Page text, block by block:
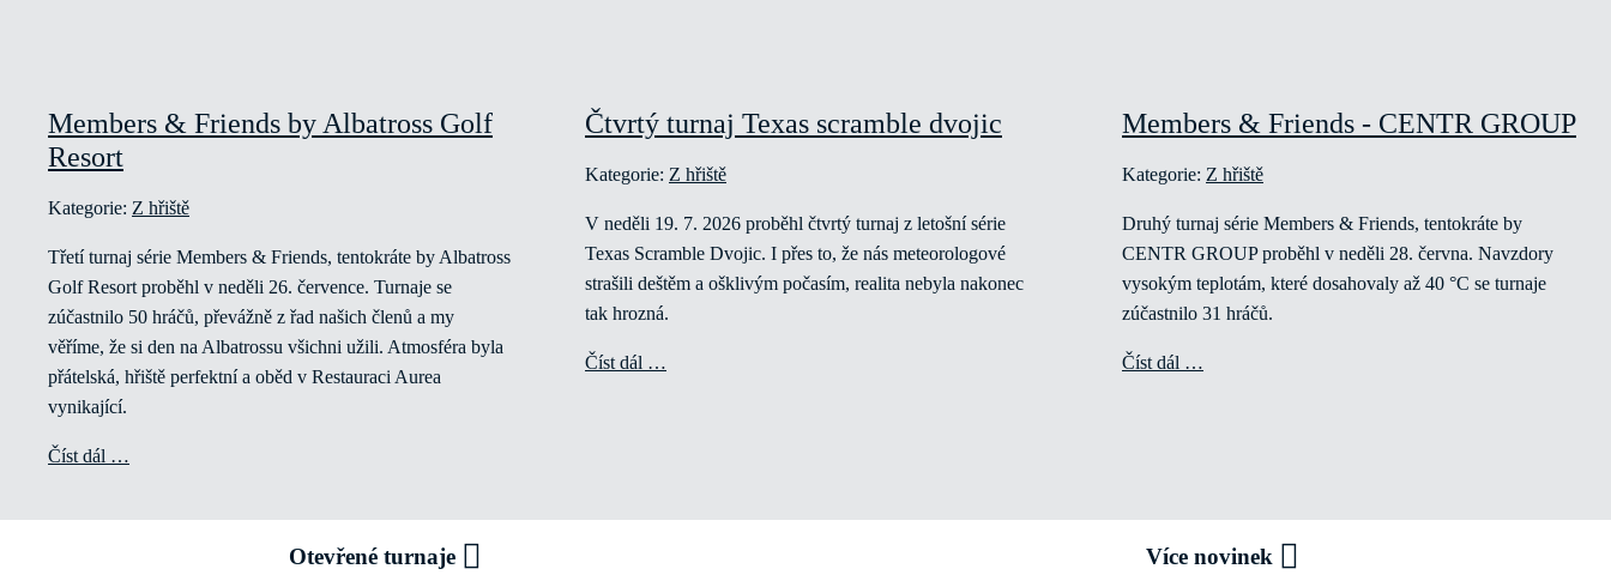
Members & Friends by Albatross Golf
Resort
Kategorie: Z hřiště
Třetí turnaj série Members & Friends, tentokráte by Albatross
Golf Resort proběhl v neděli 26. července. Turnaje se
zúčastnilo 50 hráčů, převážně z řad našich členů a my
věříme, že si den na Albatrossu všichni užili. Atmosféra byla
přátelská, hřiště perfektní a oběd v Restauraci Aurea
vynikající.
Číst dál …
Čtvrtý turnaj Texas scramble dvojic
Kategorie: Z hřiště
V neděli 19. 7. 2026 proběhl čtvrtý turnaj z letošní série
Texas Scramble Dvojic. I přes to, že nás meteorologové
strašili deštěm a ošklivým počasím, realita nebyla nakonec
tak hrozná.
Číst dál …
Members & Friends - CENTR GROUP
Kategorie: Z hřiště
Druhý turnaj série Members & Friends, tentokráte by
CENTR GROUP proběhl v neděli 28. června. Navzdory
vysokým teplotám, které dosahovaly až 40 °C se turnaje
zúčastnilo 31 hráčů.
Číst dál …
Otevřené turnaje Více novinek